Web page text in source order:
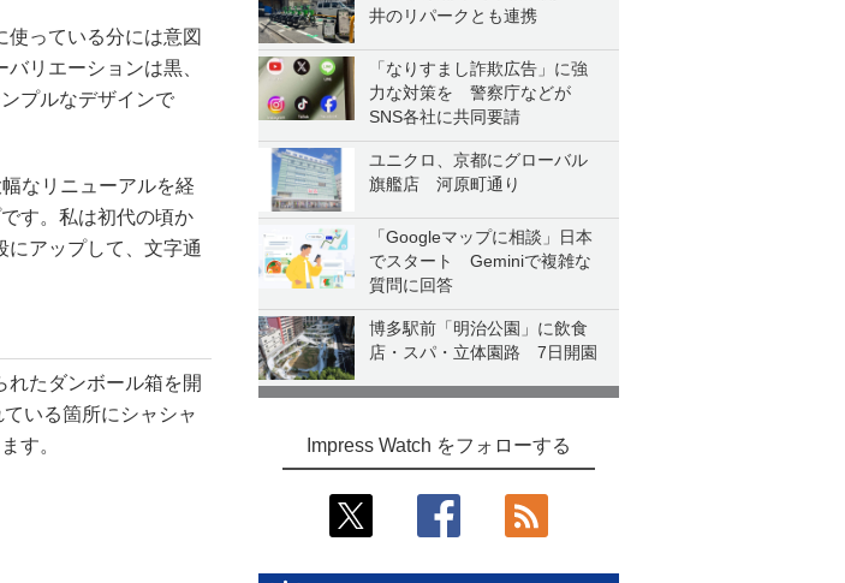
井のリパークとも連携
「なりすまし詐欺広告」に強
力な対策を 警察庁などが
SNS各社に共同要請
ユニクロ、京都にグローバル
旗艦店 河原町通り
「Googleマップに相談」日本
でスタート Geminiで複雑な
質問に回答
博多駅前「明治公園」に飲食
店・スパ・立体園路 7日開園
Impress Watch をフォローする
っている分には意図
リエーションは黒、
プルなデザインで
なリニューアルを経
す。私は初代の頃か
にアップして、文字通
れたダンボール箱を開
いる箇所にシャシャ
す。